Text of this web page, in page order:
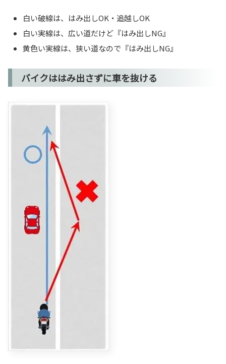
白い破線は、はみ出しOK・追越しOK
白い実線は、広い道だけど『はみ出しNG』
黄色い実線は、狭い道なので『はみ出しNG』
バイクははみ出さずに車を抜ける